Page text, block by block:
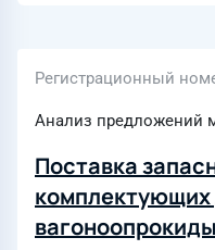
Регистрационный
Анализ предложений
Поставка
комплектующих